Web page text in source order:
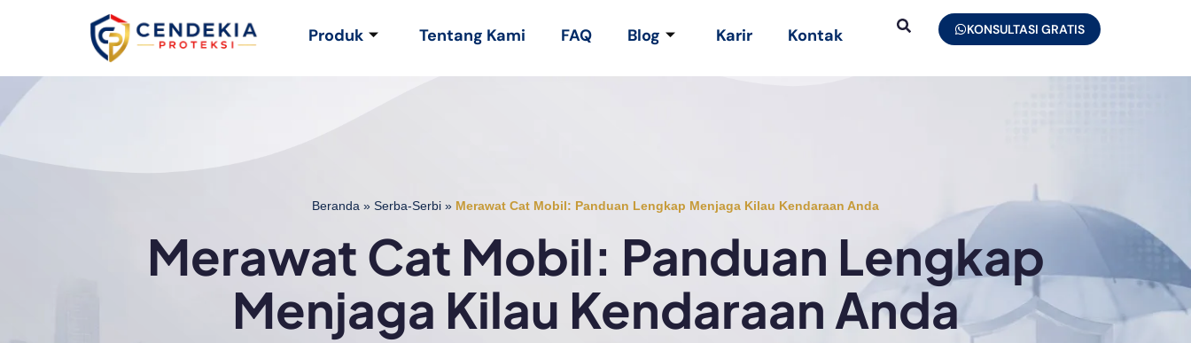
Produk Tentang Kami FAQ Blog Karir Kontak KONSULTASI GRATIS
Beranda » Serba-Serbi » Merawat Cat Mobil: Panduan Lengkap Menjaga Kilau Kendaraan Anda
Merawat Cat Mobil: Panduan Lengkap
Menjaga Kilau Kendaraan Anda